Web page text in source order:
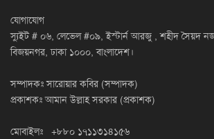
যোগাযোগ
স্যুইট # ০৬, লেভেল #০৯, ইস্টার্ন আরজু , শহীদ সৈয়দ
বিজয়নগর, ঢাকা ১০০০, বাংলাদেশ।
সম্পাদকঃ সারোয়ার কবির (সম্পাদক)
প্রকাশকঃ আমান উল্লাহ সরকার (প্রকাশক)
মোবাইলঃ +৮৮০ ১৭১১৩১৪১৫৬